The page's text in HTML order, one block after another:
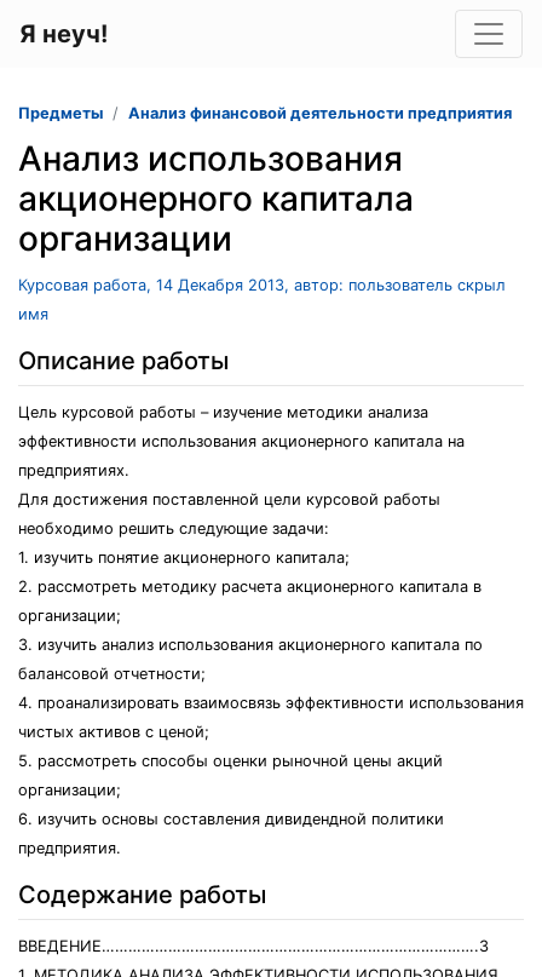
Я неуч!
Предметы Анализ финансовой деятельности предприятия
Анализ использования
акционерного капитала
организации
Курсовая работа, 14 Декабря 2013, автор: пользователь скрыл
имя
Описание работы
Цель курсовой работы – изучение методики анализа
эффективности использования акционерного капитала на
предприятиях.
Для достижения поставленной цели курсовой работы
необходимо решить следующие задачи:
1. изучить понятие акционерного капитала;
2. рассмотреть методику расчета акционерного капитала в
организации;
3. изучить анализ использования акционерного капитала по
балансовой отчетности;
4. проанализировать взаимосвязь эффективности использования
чистых активов с ценой;
5. рассмотреть способы оценки рыночной цены акций
организации;
6. изучить основы составления дивидендной политики
предприятия.
Содержание работы
ВВЕДЕНИЕ………………………………………………………………………….3